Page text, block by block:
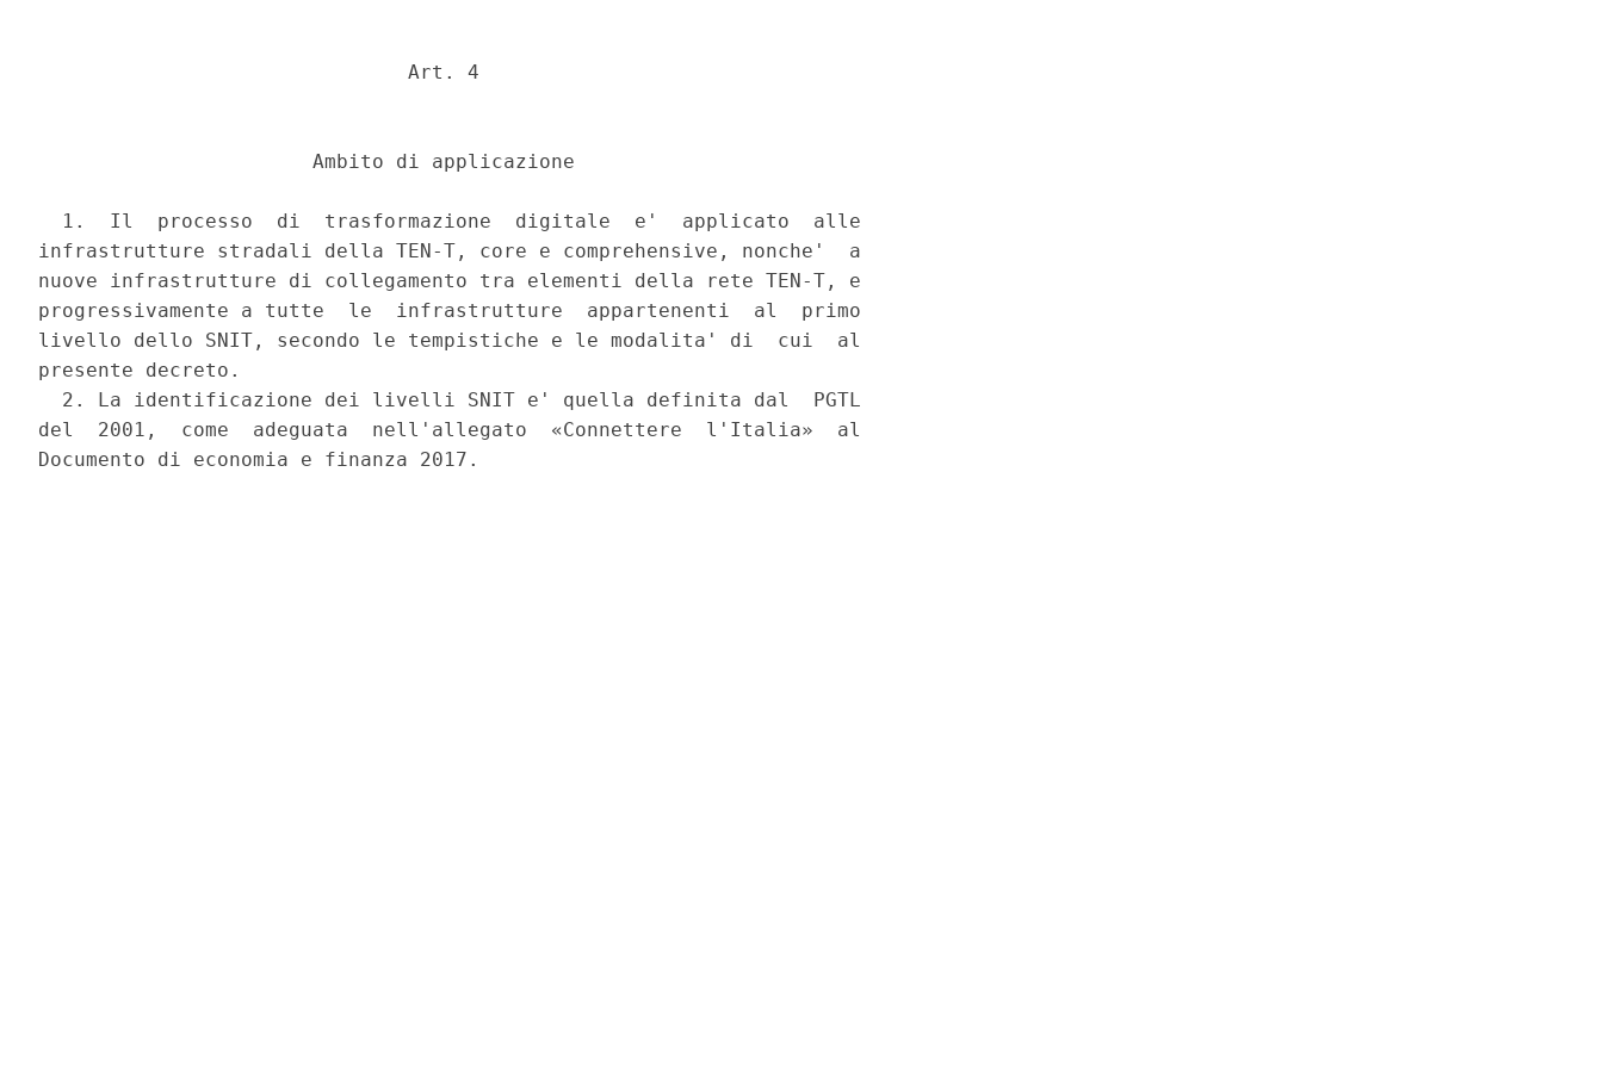
                               Art. 4
                       Ambito di applicazione
  1.  Il  processo  di  trasformazione  digitale  e'  applicato  alle
infrastrutture stradali della TEN-T, core e comprehensive, nonche'  a
nuove infrastrutture di collegamento tra elementi della rete TEN-T, e
progressivamente a tutte  le  infrastrutture  appartenenti  al  primo
livello dello SNIT, secondo le tempistiche e le modalita' di  cui  al
presente decreto.
  2. La identificazione dei livelli SNIT e' quella definita dal  PGTL
del  2001,  come  adeguata  nell'allegato  «Connettere  l'Italia»  al